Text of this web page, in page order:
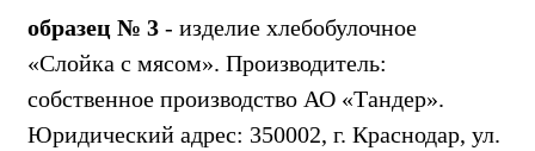
образец № 3 - изделие хлебобулочное
«Слойка с мясом». Производитель:
собственное производство АО «Тандер».
Юридический адрес: 350002, г. Краснодар, ул.